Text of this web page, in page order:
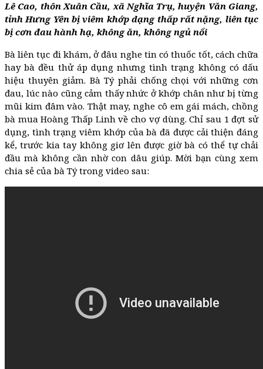
Lê Cao, thôn Xuân Cầu, xã Nghĩa Trụ, huyện Văn Giang,
tỉnh Hưng Yên bị viêm khớp dạng thấp rất nặng, liên tục
bị cơn đau hành hạ, không ăn, không ngủ nổi
Bà liên tục đi khám, ở đâu nghe tin có thuốc tốt, cách chữa
hay bà đều thử áp dụng nhưng tình trạng không có dấu
hiệu thuyên giảm. Bà Tý phải chống chọi với những cơn
đau, lúc nào cũng cảm thấy nhức ở khớp chân như bị từng
mũi kim đâm vào. Thật may, nghe cô em gái mách, chồng
bà mua Hoàng Thấp Linh về cho vợ dùng. Chỉ sau 1 đợt sử
dụng, tình trạng viêm khớp của bà đã được cải thiện đáng
kể, trước kia tay không giơ lên được giờ bà có thể tự chải
đầu mà không cần nhờ con dâu giúp. Mời bạn cùng xem
chia sẻ của bà Tý trong video sau: